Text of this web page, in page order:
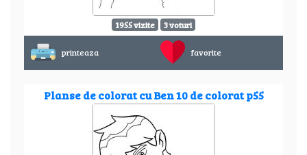
1955 vizite 3 voturi
printeaza favorite
Planse de colorat cu Ben 10 de colorat p55